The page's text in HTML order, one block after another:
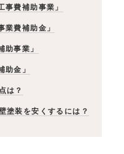
事費補助事業」
業費補助金」
助事業」
助金」
は？
塗装を安くするには？